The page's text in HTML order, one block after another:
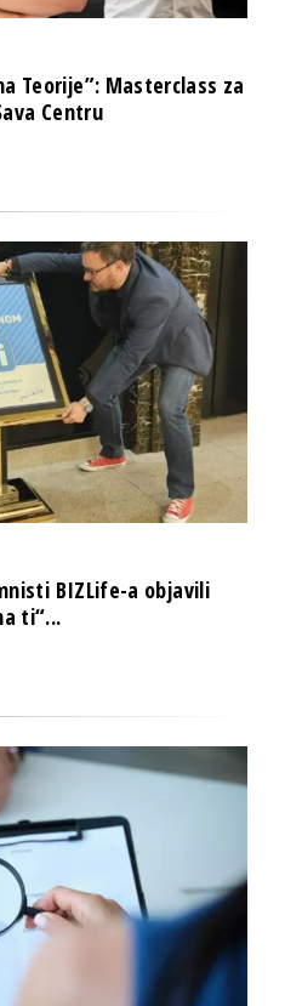
Teorije”: Masterclass za
Centru
BIZLife-a objavili
ti“...